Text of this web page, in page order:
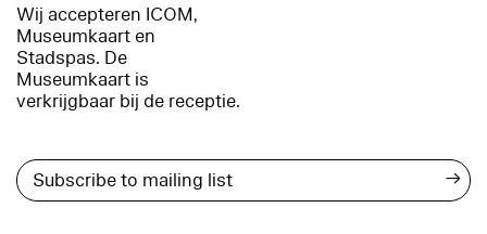
Wij accepteren ICOM,
Museumkaart en
Stadspas. De
Museumkaart is
verkrijgbaar bij de receptie.
→